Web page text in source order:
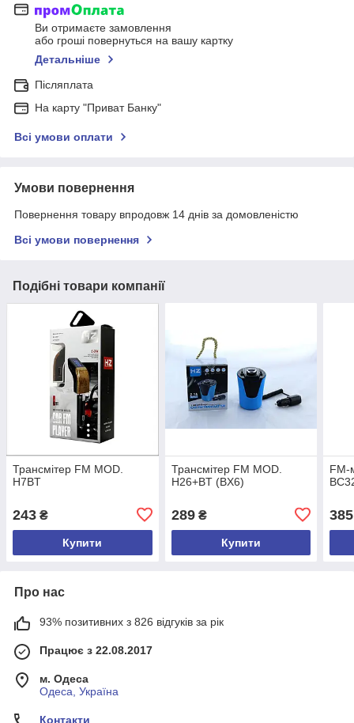
Ви отримаєте замовлення
або гроші повернуться на вашу картку
Детальніше
Післяплата
На карту "Приват Банку"
Всі умови оплати
Умови повернення
Повернення товару впродовж 14 днів за домовленістю
Всі умови повернення
Подібні товари компанії
Трансмітер FM MOD.
H7BT
243 ₴
Купити
Трансмітер FM MOD.
H26+BT (BX6)
289₴
Купити
FM-
385
Про нас
93% позитивних з 826 відгуків за рік
Працює з 22.08.2017
м. Одеса
Одеса, Україна
Контакти